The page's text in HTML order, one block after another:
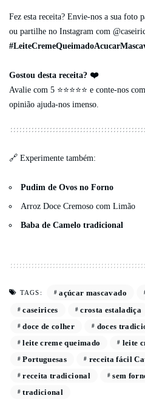
Fez esta receita? Envie-nos a sua foto
ou partilhe no Instagram com
Gostou desta receita? ❤️
Avalie com 5 ⭐️⭐️⭐️⭐️⭐️ e conte-nos
opinião ajuda-nos imenso.
🔗 Experimente também:
Pudim de Ovos no Forno
Arroz Doce Cremoso com Limão
Baba de Camelo tradicional
TAGS: açúcar mascavado
caseirices
crosta estaladiça
doce de colher
doces
leite creme queimado
leite
Portuguesas
receita fácil
receita tradicional
sem
tradicional